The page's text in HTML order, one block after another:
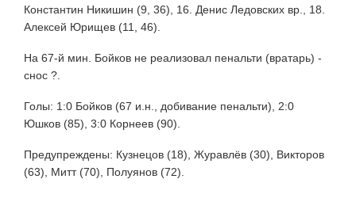
Константин Никишин (9, 36), 16. Денис Ледовских вр., 18.
Алексей Юрищев (11, 46).
На 67-й мин. Бойков не реализовал пенальти (вратарь) -
снос ?.
Голы: 1:0 Бойков (67 и.н., добивание пенальти), 2:0
Юшков (85), 3:0 Корнеев (90).
Предупреждены: Кузнецов (18), Журавлёв (30), Викторов
(63), Митт (70), Полуянов (72).